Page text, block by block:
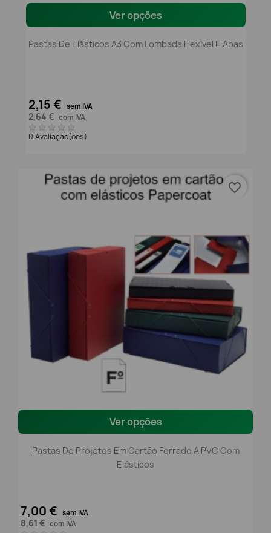
Ver opções
Pastas De Elásticos A3 Com Lombada Flexível E Abas
2,15 € sem IVA
2,64 € com IVA
0 Avaliação(ões)
Ver opções
Pastas De Projetos Em Cartão Forrado A PVC Com
Elásticos
7,00 € sem IVA
8,61 € com IVA
favorite_border